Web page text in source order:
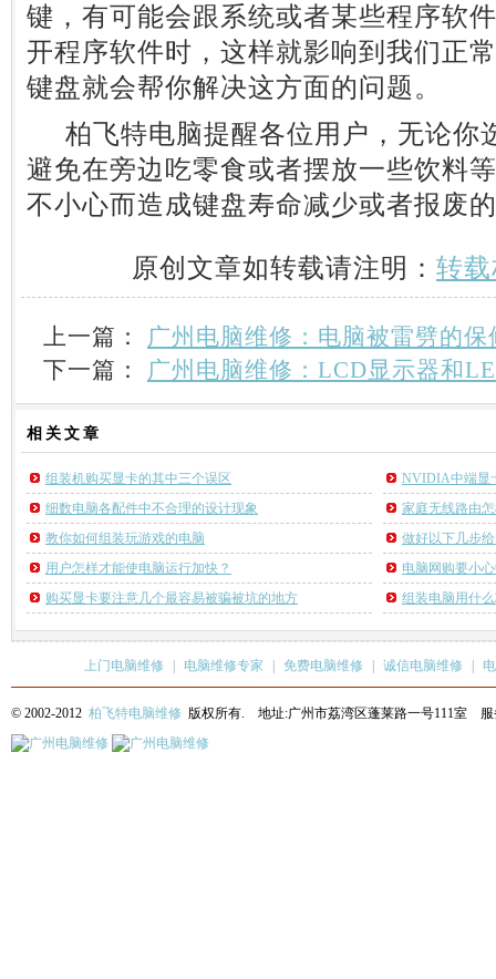
键，有可能会跟系统或者某些程序软
开程序软件时，这样就影响到我们正
键盘就会帮你解决这方面的问题。
柏飞特电脑提醒各位用户，无论你
避免在旁边吃零食或者摆放一些饮料
不小心而造成键盘寿命减少或者报废
原创文章如转载请注明： 转
上一篇： 广州电脑维修：电脑被雷劈的保
下一篇： 广州电脑维修：LCD显示器和
相关 文章
组装机购买显卡的其中三个误区
NVIDIA中端显
细数电脑各配件中不合理的设计现象
家庭无线路由
教你如何组装玩游戏的电脑
做好以下几步
用户怎样才能使电脑运行加快？
电脑网购要小
购买显卡要注意几个最容易被骗被坑的地方
组装电脑用什
上门电脑维修 电脑维修专家 免费电脑维修 诚信电脑维修
© 2002-2012 柏飞特电脑维修 版权所有. 地址:广州市荔湾区蓬莱路一号111室 服